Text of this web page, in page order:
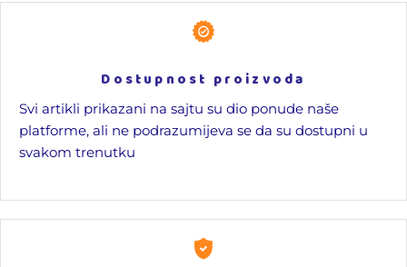
Dostupnost proizvoda
Svi artikli prikazani na sajtu su dio ponude naše
platforme, ali ne podrazumijeva se da su dostupni u
svakom trenutku